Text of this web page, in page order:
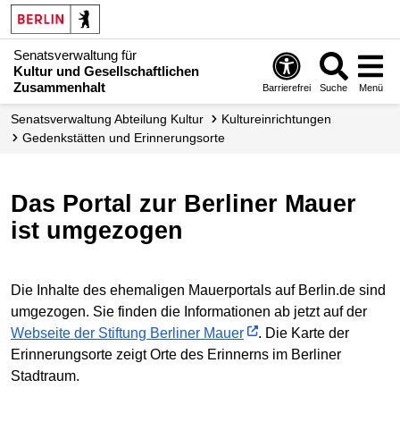
Senatsverwaltung für
Kultur und Gesellschaftlichen
Zusammenhalt
Barrierefrei Suche Menü
Senats­verwaltung Abteilung Kultur
Kultur­einrichtungen
Gedenkstätten und Erinnerungsorte
Das Portal zur Berliner Mauer
ist umgezogen
Die Inhalte des ehemaligen Mauerportals auf Berlin.de sind
umgezogen. Sie finden die Informationen ab jetzt auf der
Webseite der Stiftung Berliner Mauer
. Die Karte der
Erinnerungsorte zeigt Orte des Erinnerns im Berliner
Stadtraum.